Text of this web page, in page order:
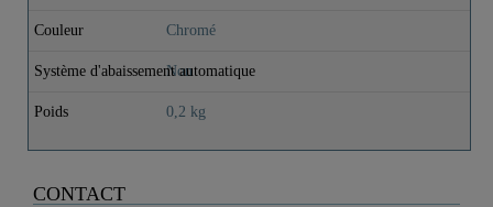
Couleur Chromé
Système d'abaissement automatique
Non
Poids 0,2 kg
CONTACT